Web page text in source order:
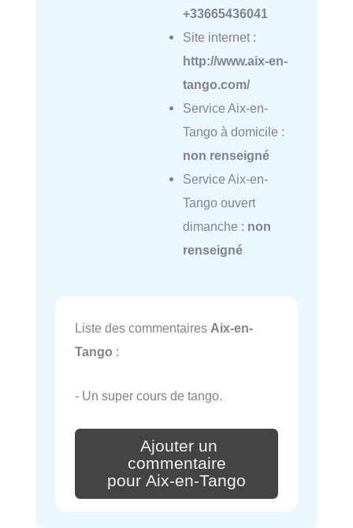
+33665436041
Site internet :
http://www.aix-en-
tango.com/
Service Aix-en-
Tango à domicile :
non renseigné
Service Aix-en-
Tango ouvert
dimanche : non
renseigné
Liste des commentaires Aix-en-
Tango :
- Un super cours de tango.
Ajouter un
commentaire
pour Aix-en-Tango